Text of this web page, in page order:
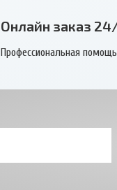
Онлайн заказ
Профессиональная